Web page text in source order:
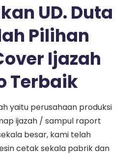
UD. Duta
Pilihan
Ijazah
Terbaik
yaitu perusahaan produksi
ijazah / sampul raport
besar, kami telah
cetak sekala pabrik dan